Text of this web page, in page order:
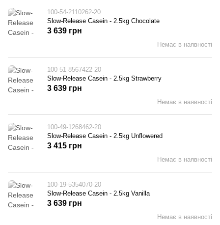
100-54-2110262-20
Slow-Release Casein - 2.5kg Chocolate
Немає в наявності
3 639 грн
100-51-8567422-20
Slow-Release Casein - 2.5kg Strawberry
Немає в наявності
3 639 грн
100-49-1268462-20
Slow-Release Casein - 2.5kg Unflowered
Немає в наявності
3 415 грн
100-19-5354070-20
Slow-Release Casein - 2.5kg Vanilla
Немає в наявності
3 639 грн